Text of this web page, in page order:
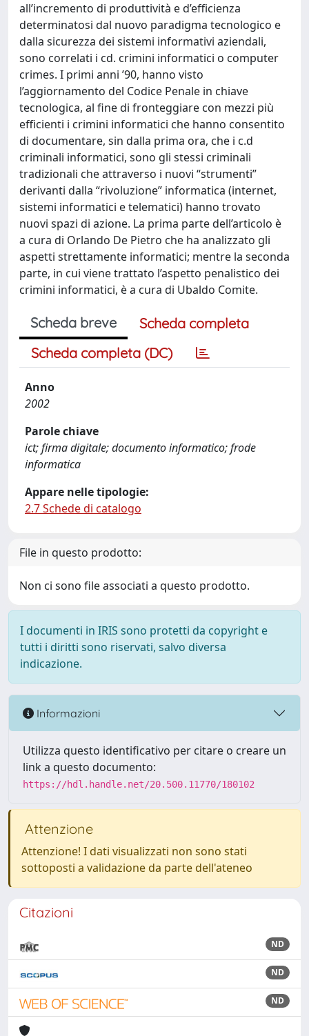
all’incremento di produttività e d’efficienza
determinatosi dal nuovo paradigma tecnologico e
dalla sicurezza dei sistemi informativi aziendali,
sono correlati i cd. crimini informatici o computer
crimes. I primi anni ’90, hanno visto
l’aggiornamento del Codice Penale in chiave
tecnologica, al fine di fronteggiare con mezzi più
efficienti i crimini informatici che hanno consentito
di documentare, sin dalla prima ora, che i c.d
criminali informatici, sono gli stessi criminali
tradizionali che attraverso i nuovi “strumenti”
derivanti dalla “rivoluzione” informatica (internet,
sistemi informatici e telematici) hanno trovato
nuovi spazi di azione. La prima parte dell’articolo è
a cura di Orlando De Pietro che ha analizzato gli
aspetti strettamente informatici; mentre la seconda
parte, in cui viene trattato l’aspetto penalistico dei
crimini informatici, è a cura di Ubaldo Comite.
Scheda breve
Scheda completa
Scheda completa (DC)
Anno
2002
Parole chiave
ict; firma digitale; documento informatico; frode
informatica
Appare nelle tipologie:
2.7 Schede di catalogo
File in questo prodotto:
Non ci sono file associati a questo prodotto.
I documenti in IRIS sono protetti da copyright e
tutti i diritti sono riservati, salvo diversa
indicazione.
Informazioni
Utilizza questo identificativo per citare o creare un
link a questo documento:
https://hdl.handle.net/20.500.11770/180102
Attenzione
Attenzione! I dati visualizzati non sono stati
sottoposti a validazione da parte dell'ateneo
Citazioni
ND
ND
ND